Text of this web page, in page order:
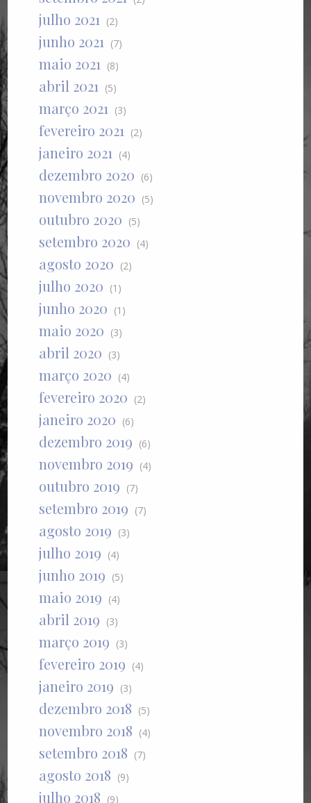
julho 2021 (2)
junho 2021 (7)
maio 2021 (8)
abril 2021 (5)
março 2021 (3)
fevereiro 2021 (2)
janeiro 2021 (4)
dezembro 2020 (6)
novembro 2020 (5)
outubro 2020 (5)
setembro 2020 (4)
agosto 2020 (2)
julho 2020 (1)
junho 2020 (1)
maio 2020 (3)
abril 2020 (3)
março 2020 (4)
fevereiro 2020 (2)
janeiro 2020 (6)
dezembro 2019 (6)
novembro 2019 (4)
outubro 2019 (7)
setembro 2019 (7)
agosto 2019 (3)
julho 2019 (4)
junho 2019 (5)
maio 2019 (4)
abril 2019 (3)
março 2019 (3)
fevereiro 2019 (4)
janeiro 2019 (3)
dezembro 2018 (5)
novembro 2018 (4)
setembro 2018 (7)
agosto 2018 (9)
julho 2018 (9)